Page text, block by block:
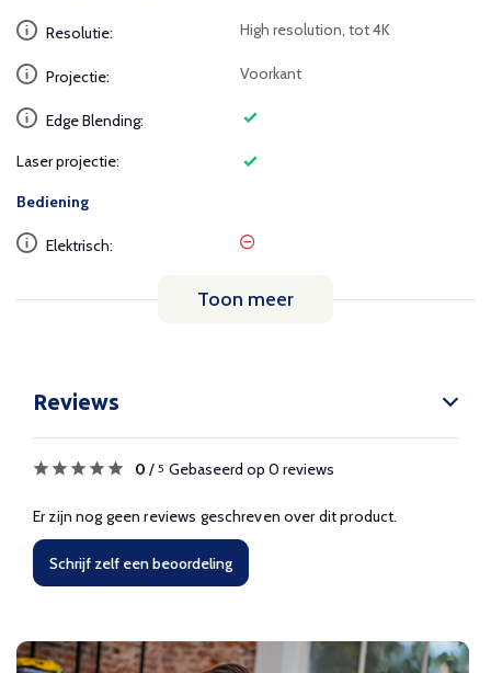
Resolutie: High resolution, tot 4K
Projectie: Voorkant
Edge Blending:
Laser projectie:
Bediening
Elektrisch:
Toon meer
Reviews
0 / 5 Gebaseerd op 0 reviews
Er zijn nog geen reviews geschreven over dit product.
Schrijf zelf een beoordeling